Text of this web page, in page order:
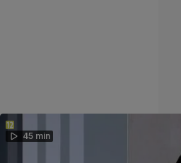
45 min